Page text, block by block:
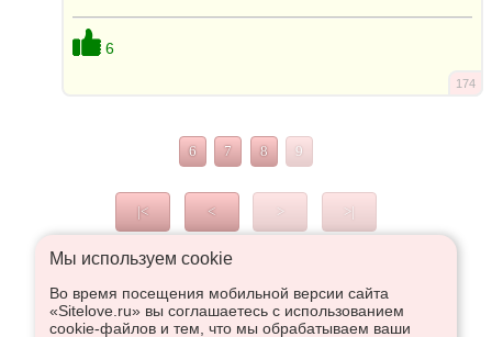
6
174
6 7 8 9
|< < > >|
Что высказаться в Рупор, необходимо войти или
зарегистрироваться:
Мы используем сookie
Во время посещения мобильной версии сайта
«Sitelove.ru» вы соглашаетесь с использованием
cookie-файлов и тем, что мы обрабатываем ваши